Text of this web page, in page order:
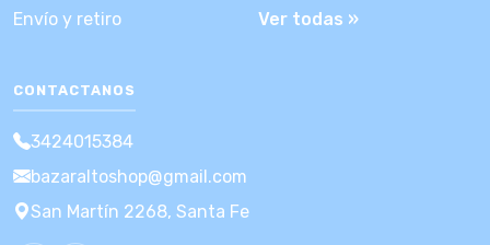
Envío y retiro
Ver todas »
CONTACTANOS
3424015384
bazaraltoshop@gmail.com
San Martín 2268, Santa Fe